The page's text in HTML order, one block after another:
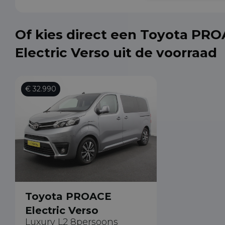
Of kies direct een Toyota
Electric Verso uit de voorraad
€ 32.990
Toyota PROACE
Electric Verso
Luxury L2 8persoons